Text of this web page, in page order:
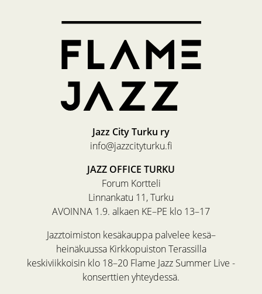
Jazz City Turku ry
info@jazzcityturku.fi
JAZZ OFFICE TURKU
Forum Kortteli
Linnankatu 11, Turku
AVOINNA 1.9. alkaen KE–PE klo 13–17
Jazztoimiston kesäkauppa palvelee kesä–
heinäkuussa Kirkkopuiston Terassilla
keskiviikkoisin klo 18–20 Flame Jazz Summer Live -
konserttien yhteydessä.